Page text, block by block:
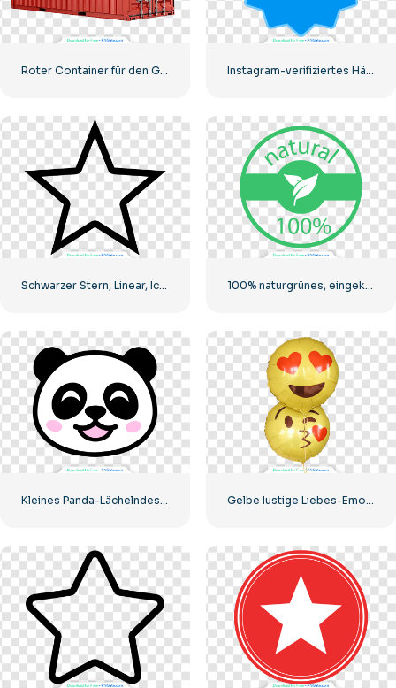
Schwarzer Stern, Linear, Icon 100% naturgrünes, eingekreistes Abzeichen
Kleines Panda-Lächelndes-Gesichts-Symbol Gelbe lustige Liebes-Emoji-Ballons